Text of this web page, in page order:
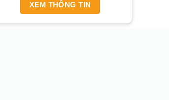
XEM THÔNG TIN